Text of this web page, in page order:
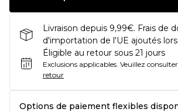
Livraison depuis 9,99€. Frais de
d'importation de l'UE ajoutés
Éligible au retour sous 21 jours
Exclusions applicables. Veuillez
retour
Options de paiement flexibles